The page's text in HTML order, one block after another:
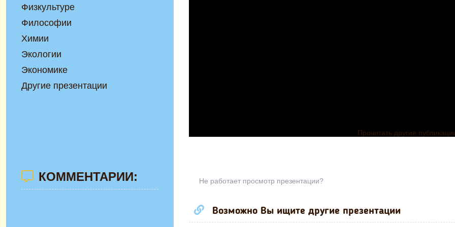
Прочитать другие
Не работает просмотр презентации?
Возможно Вы ищите другие презентации
Физкультуре
Философии
Химии
Экологии
Экономике
Другие презентации
КОММЕНТАРИИ: